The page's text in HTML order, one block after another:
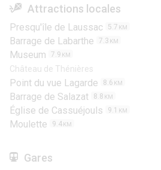
Attractions locales
Presqu'île de Laussac 5.7 KM
Barrage de Labarthe 7.3 KM
Museum 7.9 KM
Château de Thénières
Point du vue Lagarde 8.6 KM
Barrage de Salazat 8.8 KM
Église de Cassuéjouls 9.1 KM
Moulette 9.4 KM
Gares